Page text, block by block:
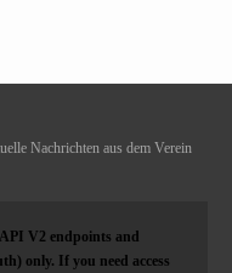
Nachrichten aus dem Verein
V2 endpoints and
only. If you need access